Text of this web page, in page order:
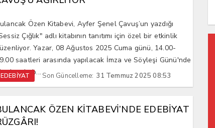
Özen Kitabevi, Ayfer Şenel Çavuş’un yazdığı
Çığlık" adlı kitabının tanıtımı için özel bir etkinlik
Yazar, 08 Ağustos 2025 Cuma günü, 14.00-
saatleri arasında yapılacak İmza ve Söyleşi Günü'nde
b...
EDEBİYAT Son Güncelleme: 31 Temmuz 2025 08:53
ÖZEN KİTABEVİ’NDE EDEBİYAT